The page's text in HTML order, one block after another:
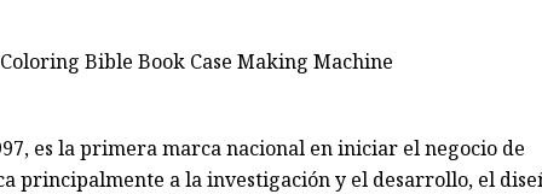
es la primera marca nacional en iniciar el negocio de
principalmente a la investigación y el desarrollo, el